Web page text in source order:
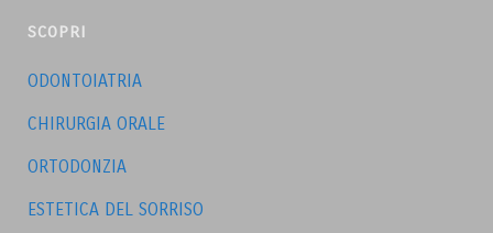
SCOPRI
ODONTOIATRIA
CHIRURGIA ORALE
ORTODONZIA
ESTETICA DEL SORRISO